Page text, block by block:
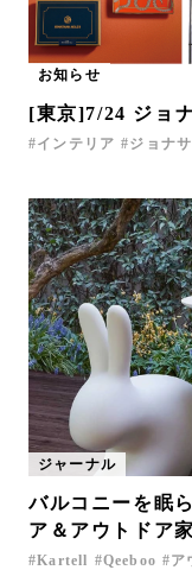
お知らせ
[東京]7/24 ジョ
インテリア ジョナ
ジャーナル
バルコニーを眠
ア＆アウトドア
Kartell Qeeboo ア